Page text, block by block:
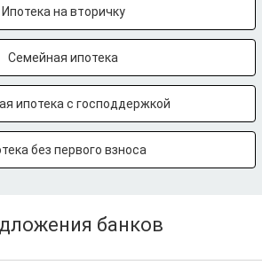
Ипотека на вторичку
Семейная ипотека
ипотека с господдержкой
без первого взноса
банков